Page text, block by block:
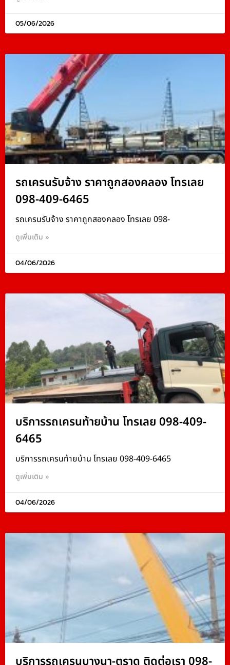
05/06/2026
รถเครนรับจ้าง ราคาถูกสองคลอง โทรเลย
098-409-6465
รถเครนรับจ้าง ราคาถูกสองคลอง โทรเลย 098-
ดูเพิ่มเติม »
04/06/2026
บริการรถเครนท้ายบ้าน โทรเลย 098-409-
6465
บริการรถเครนท้ายบ้าน โทรเลย 098-409-6465
ดูเพิ่มเติม »
04/06/2026